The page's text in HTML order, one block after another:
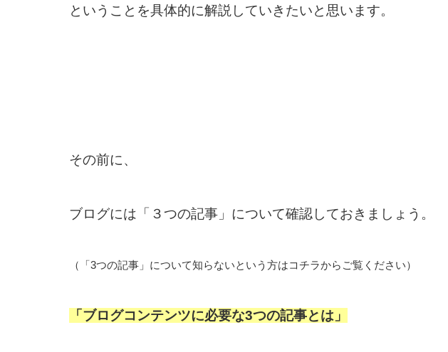
ということを具体的に解説していきたいと思います。
その前に、
ブログには「３つの記事」について確認しておきましょう。
（「3つの記事」について知らないという方はコチラからご覧ください）
「ブログコンテンツに必要な3つの記事とは」